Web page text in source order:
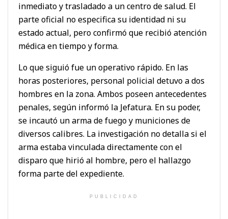
inmediato y trasladado a un centro de salud. El
parte oficial no especifica su identidad ni su
estado actual, pero confirmó que recibió atención
médica en tiempo y forma.
Lo que siguió fue un operativo rápido. En las
horas posteriores, personal policial detuvo a dos
hombres en la zona. Ambos poseen antecedentes
penales, según informó la Jefatura. En su poder,
se incautó un arma de fuego y municiones de
diversos calibres. La investigación no detalla si el
arma estaba vinculada directamente con el
disparo que hirió al hombre, pero el hallazgo
forma parte del expediente.
PUBLICIDAD